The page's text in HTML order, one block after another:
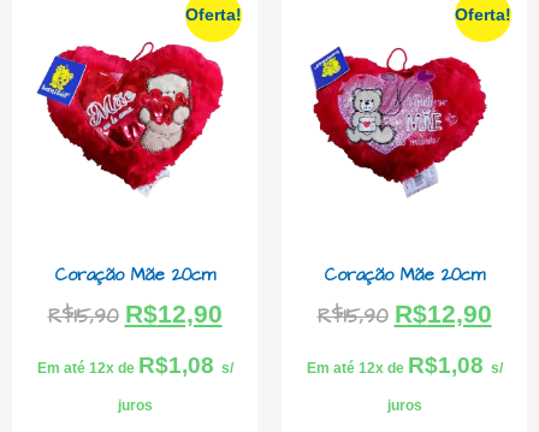
Oferta!
Coração Mãe 20cm
R$15,90 R$12,90
Em até 12x de R$1,08 s/
juros
Oferta!
Coração Mãe 20cm
R$15,90 R$12,90
Em até 12x de R$1,08 s/
juros